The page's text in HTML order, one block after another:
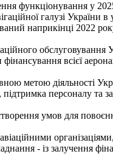
функціонування у
галузі України
наприкінці 2022
обслуговування
всієї
метою діяльності
персоналу та
умов для
- із залучення